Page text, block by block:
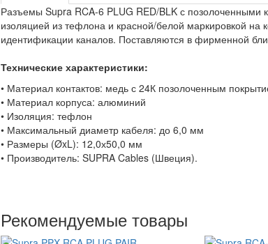
Разъемы Supra RCA-6 PLUG RED/BLK с позолоченными
изоляцией из тефлона и красной/белой маркировкой на
идентификации каналов. Поставляются в фирменной
Технические характеристики:
• Материал контактов: медь с 24К позолоченным
• Материал корпуса: алюминий
• Изоляция: тефлон
• Максимальный диаметр кабеля: до 6,0 мм
• Размеры (ØxL): 12,0х50,0 мм
• Производитель: SUPRA Cables (Швеция).
Рекомендуемые товары